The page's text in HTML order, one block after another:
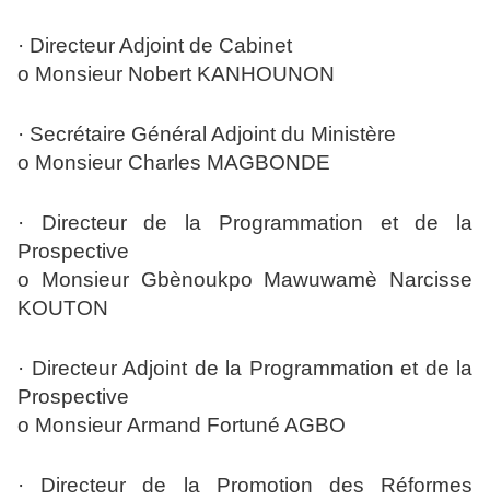
· Directeur Adjoint de Cabinet
o Monsieur Nobert KANHOUNON
· Secrétaire Général Adjoint du Ministère
o Monsieur Charles MAGBONDE
· Directeur de la Programmation et de la
Prospective
o Monsieur Gbènoukpo Mawuwamè Narcisse
KOUTON
· Directeur Adjoint de la Programmation et de la
Prospective
o Monsieur Armand Fortuné AGBO
· Directeur de la Promotion des Réformes